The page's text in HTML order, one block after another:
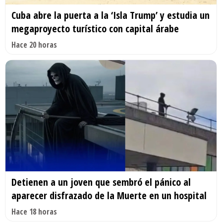
Cuba abre la puerta a la ‘Isla Trump’ y estudia un
megaproyecto turístico con capital árabe
Hace 20 horas
Detienen a un joven que sembró el pánico al
aparecer disfrazado de la Muerte en un hospital
Hace 18 horas